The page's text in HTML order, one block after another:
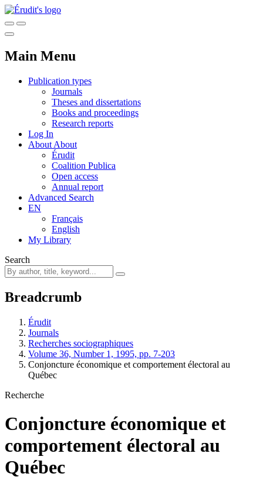
Main Menu
Publication types
Journals
Theses and dissertations
Books and proceedings
Research reports
Log In
About About
Érudit
Coalition Publica
Open access
Annual report
Advanced Search
EN
Français
English
My Library
Search
Breadcrumb
Érudit
Journals
Recherches sociographiques
Volume 36, Number 1, 1995, pp. 7-203
Conjoncture économique et comportement électoral au
Québec
Recherche
Conjoncture économique et
comportement électoral au
Québec